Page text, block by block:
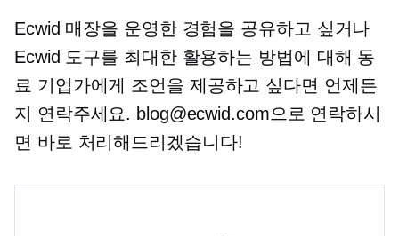
Ecwid 매장을 운영한 경험을 공유하고 싶거나
Ecwid 도구를 최대한 활용하는 방법에 대해 동
료 기업가에게 조언을 제공하고 싶다면 언제든
지 연락주세요. blog@ecwid.com으로 연락하시
면 바로 처리해드리겠습니다!